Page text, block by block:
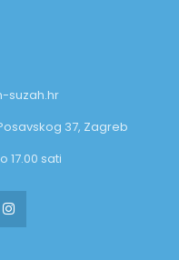
suzah.hr
37, Zagreb
17.00 sati